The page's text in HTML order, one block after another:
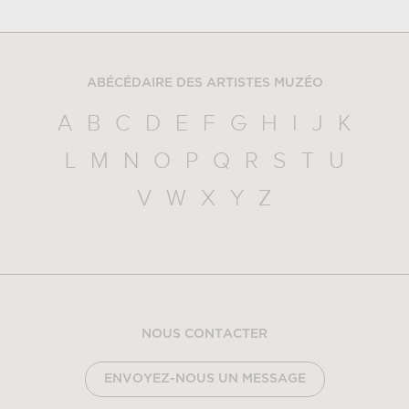
ABÉCÉDAIRE DES ARTISTES MUZÉO
A B C D E F G H I J
K
L
M N O P Q R S T
U
V
W X Y Z
NOUS CONTACTER
ENVOYEZ-NOUS UN MESSAGE